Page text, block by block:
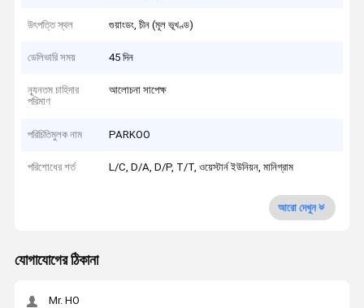
উৎপত্তি স্থল গুয়াংডং, চীন (মূল ভূখণ্ড)
ডেলিভারি সময় 45 দিন
ন্যূনতম চাহিদার
পরিমাণ
আলোচনা সাপেক্ষ
পরিচিতিমুলক নাম PARKOO
পরিশোধের শর্ত L/C, D/A, D/P, T/T, ওয়েস্টার্ন ইউনিয়ন, মানিগ্রাম
আরো দেখুন
যোগাযোগের ঠিকানা
Mr. HO